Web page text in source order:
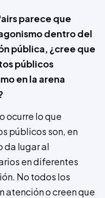
parece que
dentro del
pública, ¿cree que
públicos
en la arena
ocurre lo que
públicos son, en
da lugar al
en diferentes
No todos los
atención o creen que